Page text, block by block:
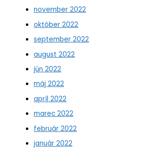
november 2022
október 2022
september 2022
august 2022
jún 2022
máj 2022
apríl 2022
marec 2022
február 2022
január 2022